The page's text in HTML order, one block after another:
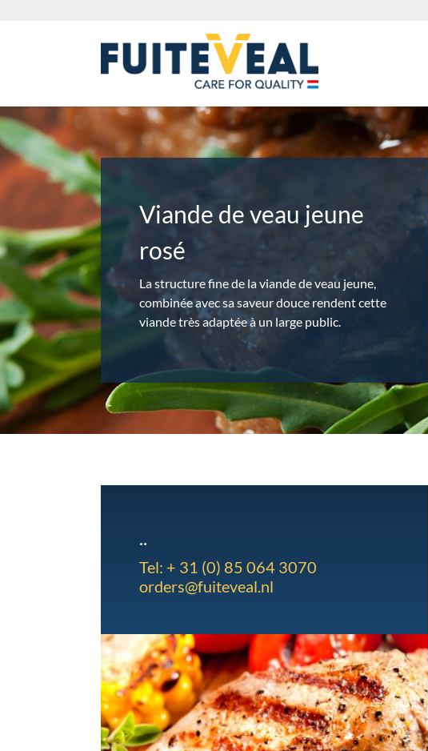
Viande de veau jeune
rosé
La structure fine de la viande de veau jeune,
combinée avec sa saveur douce rendent cette
viande très adaptée à un large public.
..
Tel: + 31 (0) 85 064 3070
orders@fuiteveal.nl